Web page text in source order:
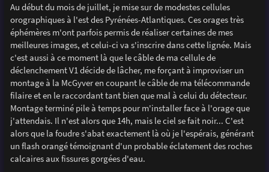
Au début du mois de juillet, je mise sur de modestes cellules
orographiques à l'est des Pyrénées-Atlantiques. Ces orages très
éphémères m'ont parfois permis de réaliser certaines de mes
meilleures images, et celui-ci va s'inscrire dans cette lignée. Mais
c'est aussi à ce moment là que le câble de ma cellule de
déclenchement V1 décide de lâcher, me forçant à improviser un
montage à la McGyver en coupant le câble de ma télécommande
filaire et en le raccordant tant bien que mal à celui du détecteur.
Montage terminé pile à temps pour m'installer face à l'orage que
j'attendais. Il n'est alors que 14h, mais le ciel se fait noir... C'est
alors que la foudre s'abat exactement là où je l'espérais, générant
un flash orangé témoignant d'un probable éclatement des roches
calcaires aux fissures gorgées d'eau.